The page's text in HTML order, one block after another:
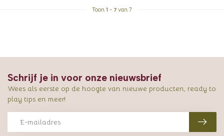
Toon 1 - 7 van 7
Schrijf je in voor onze nieuwsbrief
Wees als eerste op de hoogte van nieuwe producten, ready to
play tips en meer!